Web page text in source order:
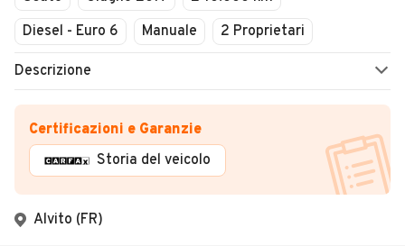
Diesel - Euro 6
Manuale 2 Proprietari
Descrizione
Certificazioni e Garanzie
Storia del veicolo
Alvito (FR)